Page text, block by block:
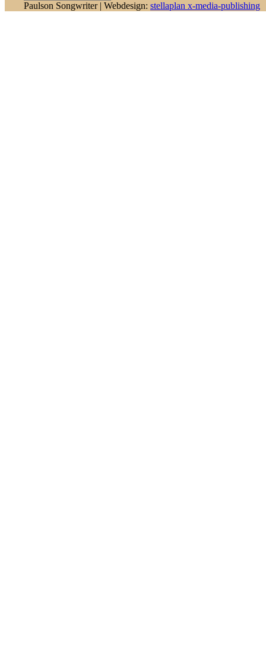
Paulson Songwriter | Webdesign: stellaplan x-media-publishing